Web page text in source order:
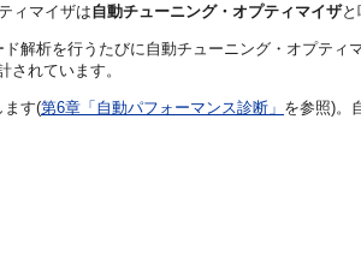
ィマイザは自動チューニング・オプティマイザと
析を行うたびに自動チューニング・オプティ
れています。
ます(第6章「自動パフォーマンス診断」 を参照)。